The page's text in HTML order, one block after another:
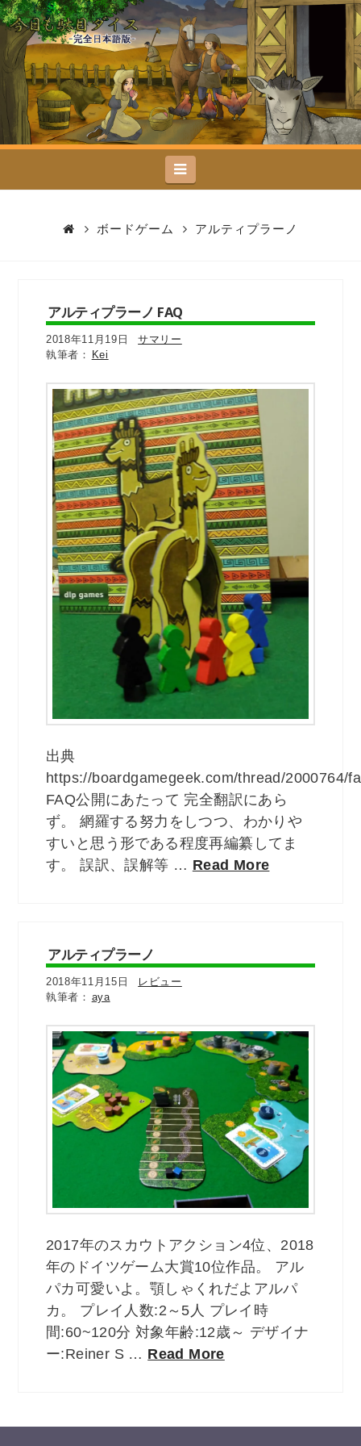
今
日
も
駄
目
Navigation
ボードゲーム アルティプラーノ
アルティプラーノ FAQ
2018年11月19日
サマリー
Kei
出典
https://boardgamegeek.com/thread/2000764/
FAQ公開にあたって 完全翻訳にあら
ず。 網羅する努力をしつつ、わかりや
すいと思う形である程度再編纂してま
す。 誤訳、誤解等 … Read More
アルティプラーノ
2018年11月15日
レビュー
aya
2017年のスカウトアクション4位、2018
年のドイツゲーム大賞10位作品。 アル
パカ可愛いよ。顎しゃくれだよアルパ
カ。 プレイ人数:2～5人 プレイ時
間:60~120分 対象年齢:12歳～ デザイナ
ー:Reiner S … Read More